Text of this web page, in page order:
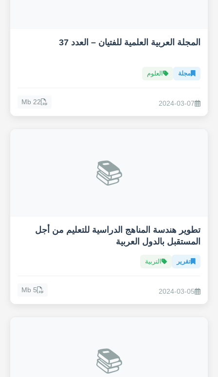
المجلة العربية العلمية للفتيان – العدد 37
مجلة العلوم
2024-03-07
22 Mb
📚
تطوير هندسة المناهج الدراسية للتعليم من أجل
المستقبل بالدول العربية
تقرير التربية
2024-03-05
5 Mb
📚